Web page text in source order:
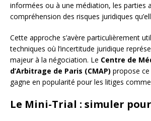
informées ou à une médiation, les parties
compréhension des risques juridiques
Cette approche s’avère particulièrement
techniques où l’incertitude juridique
majeur à la négociation. Le Centre de
d’Arbitrage de Paris (CMAP) propose
gagne en popularité pour les litiges
Le Mini-Trial : simuler